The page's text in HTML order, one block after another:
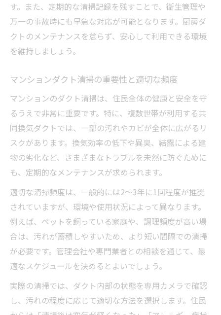
す。また、定期的な清掃記録を残すことで、衛生管理や
万一の事故時にも早急な対応が可能となります。厨房ダ
クトのメンテナンスを怠らず、安心して利用できる環境
を維持しましょう。
マンションダクト清掃の重要性と適切な頻度
マンションのダクト清掃は、住民全体の健康と安全を守
るうえで非常に重要です。特に、複数世帯が利用する共
同換気ダクトでは、一部の汚れやカビが全体に広がるリ
スクがあります。換気効率の低下や異臭、結露による建
物の劣化など、さまざまなトラブルを未然に防ぐために
も、定期的なメンテナンスが求められます。
適切な清掃頻度は、一般的には2～3年に1回程度が推奨
されていますが、環境や使用状況によって異なります。
例えば、ペットを飼っている家庭や、調理頻度が高い場
合は、汚れが蓄積しやすいため、より短い間隔での清掃
が必要です。管理会社や専門業者との相談を通じて、最
適なスケジュールを決めるとよいでしょう。
実際の清掃では、ダクト内部の状態を専用カメラで確認
し、汚れの程度に応じて適切な方法を選択します。住民